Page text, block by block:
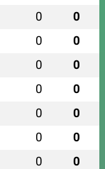
0 0
0 0
0 0
0 0
0 0
0 0
0 0